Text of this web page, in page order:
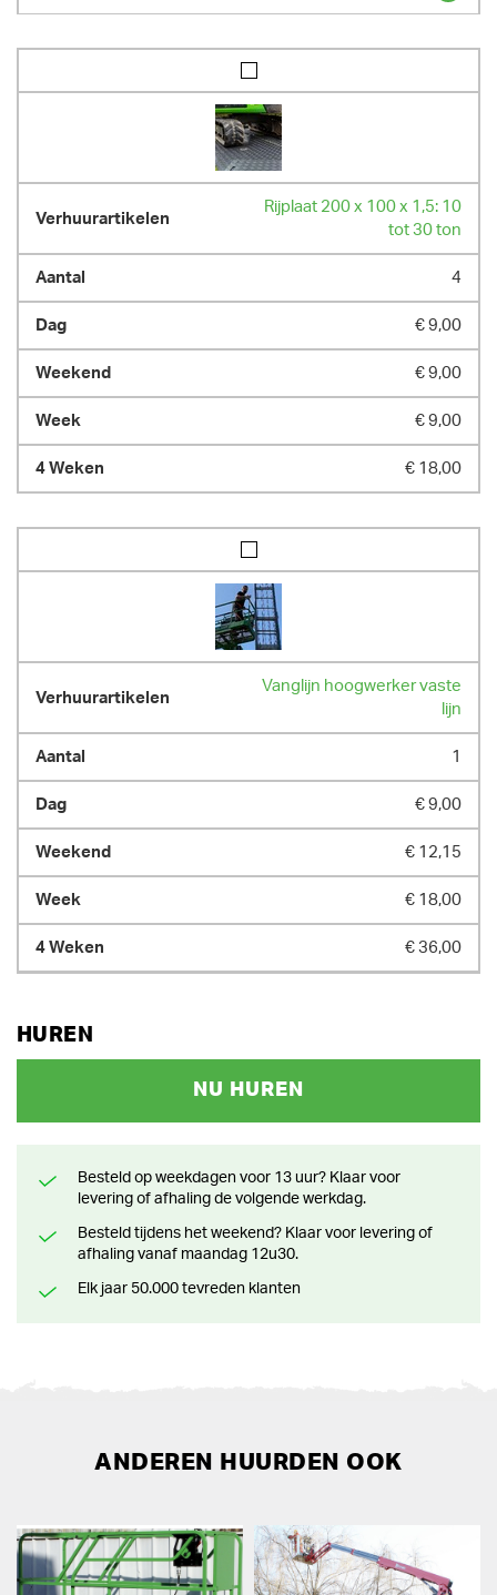
Rijplaat 200 x 100 x 1,5: 10
tot 30 ton
4
€ 9,00
€ 9,00
€ 9,00
€ 18,00
Vanglijn hoogwerker vaste
lijn
1
€ 9,00
€ 12,15
€ 18,00
€ 36,00
HUREN
NU HUREN
Besteld op weekdagen voor 13 uur? Klaar voor
levering of afhaling de volgende werkdag.
Besteld tijdens het weekend? Klaar voor levering of
afhaling vanaf maandag 12u30.
Elk jaar 50.000 tevreden klanten
ANDEREN HUURDEN OOK